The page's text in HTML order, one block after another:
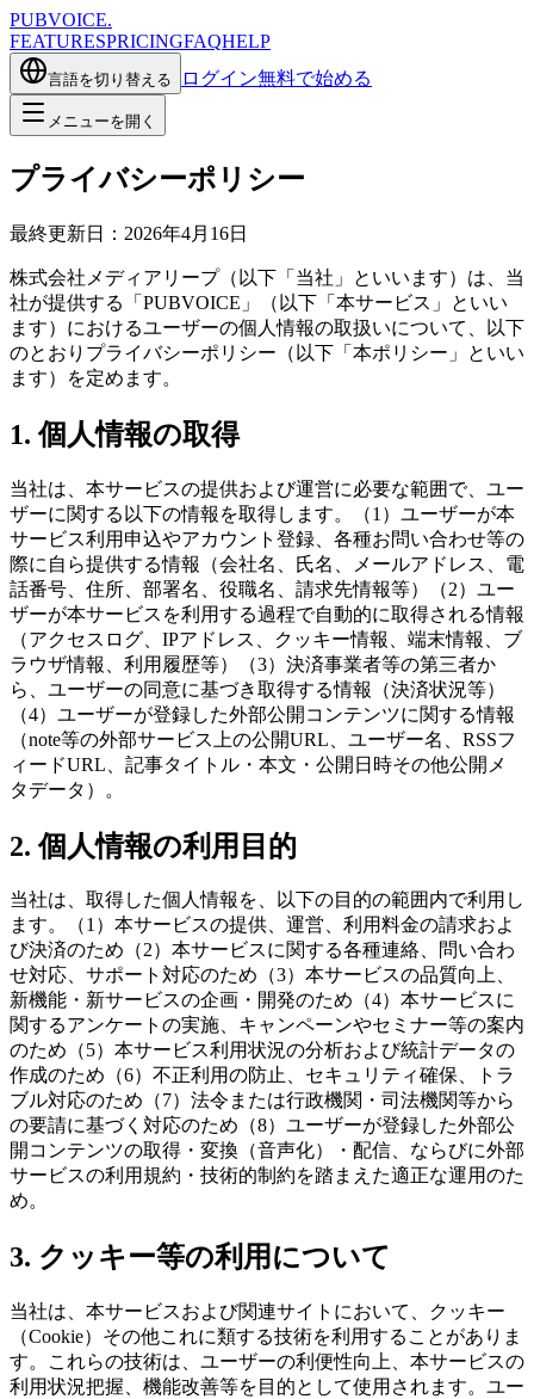
PUBVOICE.
FEATURESPRICINGFAQHELP
言語を切り替える ログイン無料で始める
メニューを開く
プライバシーポリシー
最終更新日：2026年4月16日
株式会社メディアリープ（以下「当社」といいます）は、当
社が提供する「PUBVOICE」（以下「本サービス」といい
ます）におけるユーザーの個人情報の取扱いについて、以下
のとおりプライバシーポリシー（以下「本ポリシー」といい
ます）を定めます。
1. 個人情報の取得
当社は、本サービスの提供および運営に必要な範囲で、ユー
ザーに関する以下の情報を取得します。（1）ユーザーが本
サービス利用申込やアカウント登録、各種お問い合わせ等の
際に自ら提供する情報（会社名、氏名、メールアドレス、電
話番号、住所、部署名、役職名、請求先情報等）（2）ユー
ザーが本サービスを利用する過程で自動的に取得される情報
（アクセスログ、IPアドレス、クッキー情報、端末情報、ブ
ラウザ情報、利用履歴等）（3）決済事業者等の第三者か
ら、ユーザーの同意に基づき取得する情報（決済状況等）
（4）ユーザーが登録した外部公開コンテンツに関する情報
（note等の外部サービス上の公開URL、ユーザー名、RSSフ
ィードURL、記事タイトル・本文・公開日時その他公開メ
タデータ）。
2. 個人情報の利用目的
当社は、取得した個人情報を、以下の目的の範囲内で利用し
ます。（1）本サービスの提供、運営、利用料金の請求およ
び決済のため（2）本サービスに関する各種連絡、問い合わ
せ対応、サポート対応のため（3）本サービスの品質向上、
新機能・新サービスの企画・開発のため（4）本サービスに
関するアンケートの実施、キャンペーンやセミナー等の案内
のため（5）本サービス利用状況の分析および統計データの
作成のため（6）不正利用の防止、セキュリティ確保、トラ
ブル対応のため（7）法令または行政機関・司法機関等から
の要請に基づく対応のため（8）ユーザーが登録した外部公
開コンテンツの取得・変換（音声化）・配信、ならびに外部
サービスの利用規約・技術的制約を踏まえた適正な運用のた
め。
3. クッキー等の利用について
当社は、本サービスおよび関連サイトにおいて、クッキー
（Cookie）その他これに類する技術を利用することがありま
す。これらの技術は、ユーザーの利便性向上、本サービスの
利用状況把握、機能改善等を目的として使用されます。ユー